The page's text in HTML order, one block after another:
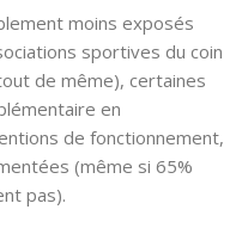
moins exposés
sportives du coin
de même), certaines
en
de fonctionnement,
(même si 65%
pas).